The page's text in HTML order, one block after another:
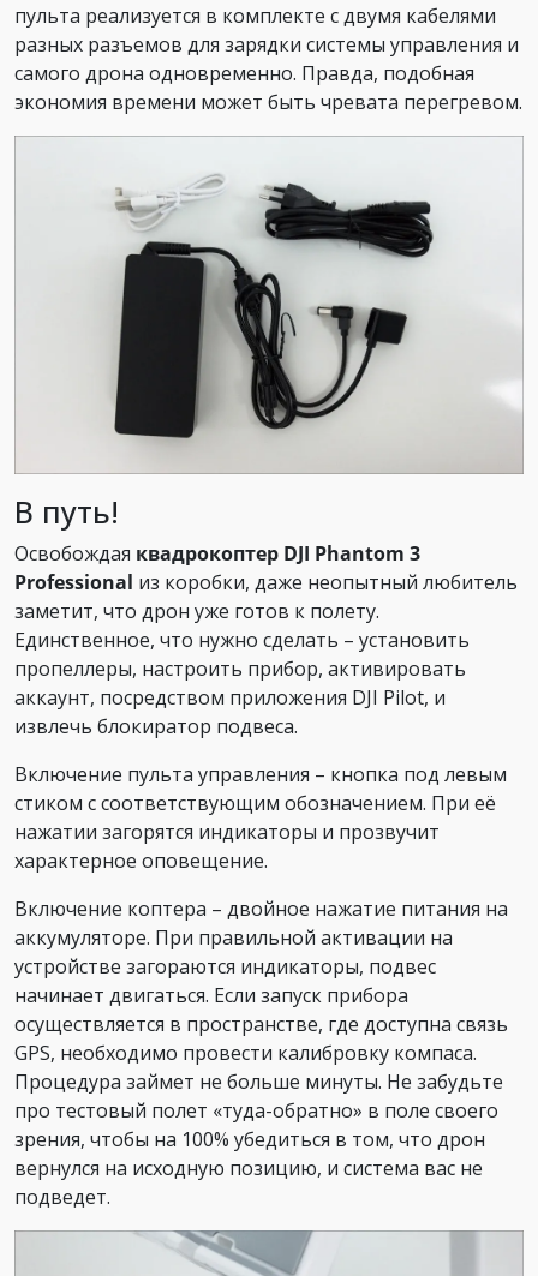
пульта реализуется в комплекте с двумя кабелями
разных разъемов для зарядки системы управления и
самого дрона одновременно. Правда, подобная
экономия времени может быть чревата перегревом.
В путь!
Освобождая квадрокоптер DJI Phantom 3
Professional из коробки, даже неопытный любитель
заметит, что дрон уже готов к полету.
Единственное, что нужно сделать – установить
пропеллеры, настроить прибор, активировать
аккаунт, посредством приложения DJI Pilot, и
извлечь блокиратор подвеса.
Включение пульта управления – кнопка под левым
стиком с соответствующим обозначением. При её
нажатии загорятся индикаторы и прозвучит
характерное оповещение.
Включение коптера – двойное нажатие питания на
аккумуляторе. При правильной активации на
устройстве загораются индикаторы, подвес
начинает двигаться. Если запуск прибора
осуществляется в пространстве, где доступна связь
GPS, необходимо провести калибровку компаса.
Процедура займет не больше минуты. Не забудьте
про тестовый полет «туда-обратно» в поле своего
зрения, чтобы на 100% убедиться в том, что дрон
вернулся на исходную позицию, и система вас не
подведет.